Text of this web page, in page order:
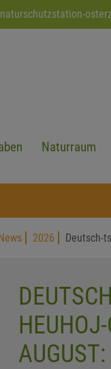
naturschutzstation-
Naturraum
2026 Deutsch-